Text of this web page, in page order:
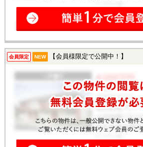
会員限定 NEW 【会員様限定で公開中！】